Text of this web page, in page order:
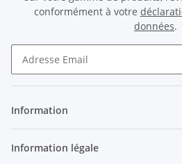
conformément à votre
données.
Information
Information légale